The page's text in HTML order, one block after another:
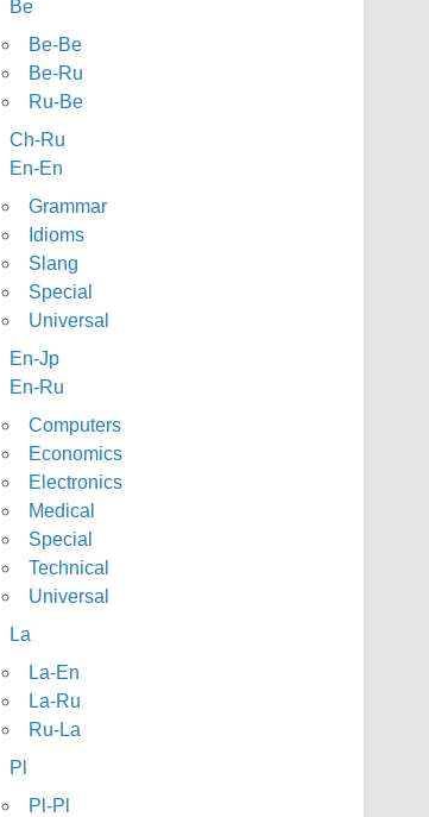
Be
Be-Be
Be-Ru
Ru-Be
Ch-Ru
En-En
Grammar
Idioms
Slang
Special
Universal
En-Jp
En-Ru
Computers
Economics
Electronics
Medical
Special
Technical
Universal
La
La-En
La-Ru
Ru-La
Pl
Pl-Pl